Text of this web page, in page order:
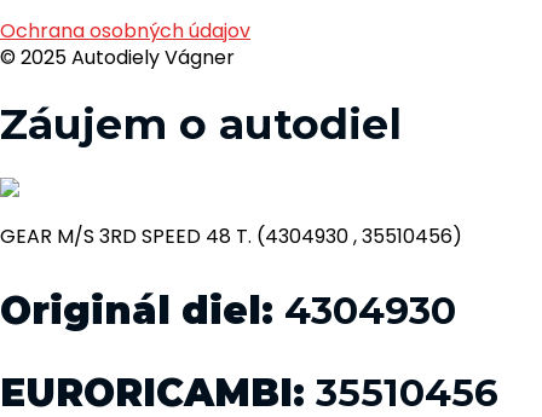
Ochrana osobných údajov
© 2025 Autodiely Vágner
Záujem o autodiel
GEAR M/S 3RD SPEED 48 T. (4304930 , 35510456)
Originál diel: 4304930
EURORICAMBI: 35510456